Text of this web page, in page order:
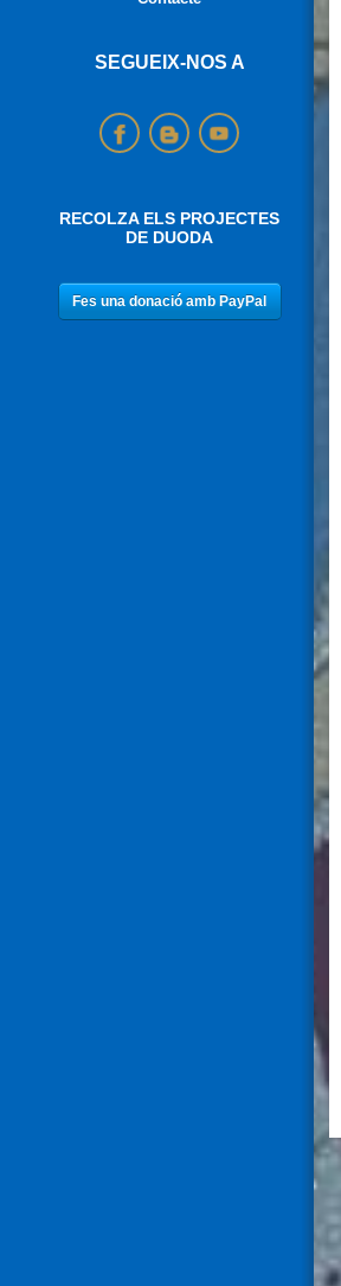
SEGUEIX-NOS A
RECOLZA ELS PROJECTES
DE DUODA